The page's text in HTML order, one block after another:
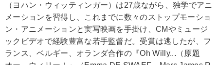
（ヨハン・ウィッティンガー）は27歳ながら、独学でアニ
メーションを習得し、これまでに数々のストップモーショ
ン・アニメーションと実写映画を手掛け、CMやミュージ
ックビデオで経験豊富な若手監督だ。受賞は逃したが、フ
ランス、ベルギー、オランダ合作の『Oh Willy...（原題